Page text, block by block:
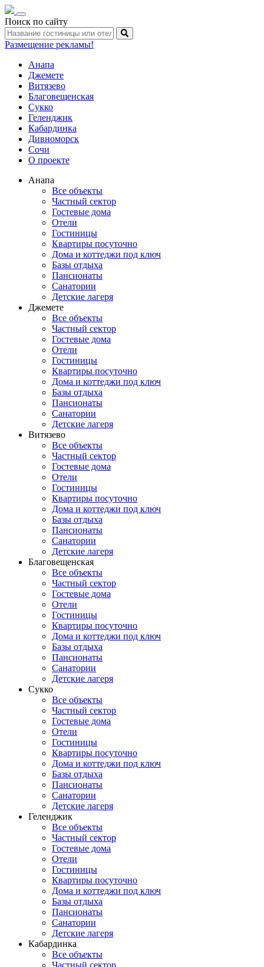
Toggle
navigation
Поиск по сайту
Размещение рекламы!
Анапа
Джемете
Витязево
Благовещенская
Сукко
Геленджик
Кабардинка
Дивноморск
Сочи
О проекте
Анапа
Все объекты
Частный сектор
Гостевые дома
Отели
Гостиницы
Квартиры посуточно
Дома и коттеджи под ключ
Базы отдыха
Пансионаты
Санатории
Детские лагеря
Джемете
Все объекты
Частный сектор
Гостевые дома
Отели
Гостиницы
Квартиры посуточно
Дома и коттеджи под ключ
Базы отдыха
Пансионаты
Санатории
Детские лагеря
Витязево
Все объекты
Частный сектор
Гостевые дома
Отели
Гостиницы
Квартиры посуточно
Дома и коттеджи под ключ
Базы отдыха
Пансионаты
Санатории
Детские лагеря
Благовещенская
Все объекты
Частный сектор
Гостевые дома
Отели
Гостиницы
Квартиры посуточно
Дома и коттеджи под ключ
Базы отдыха
Пансионаты
Санатории
Детские лагеря
Сукко
Все объекты
Частный сектор
Гостевые дома
Отели
Гостиницы
Квартиры посуточно
Дома и коттеджи под ключ
Базы отдыха
Пансионаты
Санатории
Детские лагеря
Геленджик
Все объекты
Частный сектор
Гостевые дома
Отели
Гостиницы
Квартиры посуточно
Дома и коттеджи под ключ
Базы отдыха
Пансионаты
Санатории
Детские лагеря
Кабардинка
Все объекты
Частный сектор